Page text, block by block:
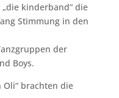
kinderband“ die
Stimmung in den
der
Boys.
Oli“ brachten die